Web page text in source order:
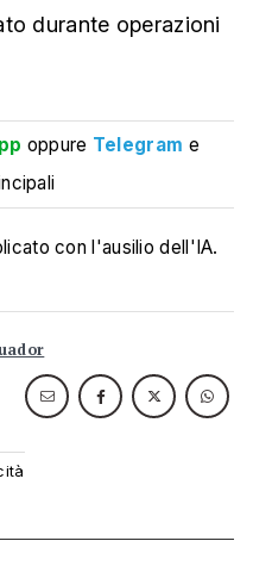
durante operazioni
oppure Telegram e
con l'ausilio dell'IA.